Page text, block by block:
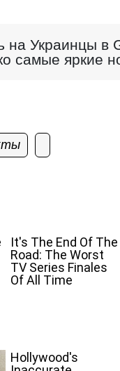
на Украинцы в
самые яркие